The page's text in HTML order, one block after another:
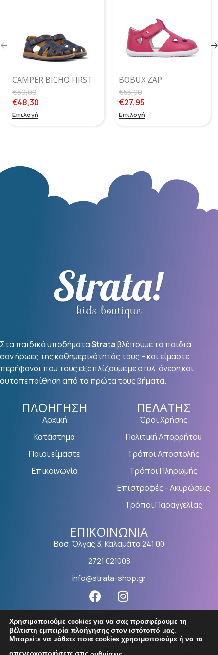
CAMPER BICHO FIRST
WALKERS –
ΠΑΠΟΥΤΣΟΠΈΔΙΛΑ
ΜΠΛΕ 2
€69,00
€48,30
Επιλογή
BOBUX ZAP
STRAWBERRY SU
€55,90
€27,95
Επιλογή
Στα παιδικά υποδήματαStrataβλέπουμε τα παιδιά
σαν ήρωες της καθημερινότητάς τους – και είμαστε
περήφανοι που τους εξοπλίζουμε με στυλ, άνεση και
αυτοπεποίθηση από τα πρώτα τους βήματα.
ΠΛΟΉΓΗΣΗ
Αρχική
Κατάστημα
Ποιοι είμαστε
Επικοινωνία
ΠΕΛΆΤΗΣ
Όροι Χρήσης
Πολιτική Απορρήτου
Τρόποι Αποστολής
Τρόποι Πληρωμής
Επιστροφές - Ακυρώσεις
Τρόποι Παραγγελίας
ΕΠΙΚΟΙΝΩΝΊΑ
Βασ. Όλγας 3, Καλαμάτα 241 00
2721 021008
info@strata-shop.gr
Χρησιμοποιούμε cookies για να σας προσφέρουμε τη
βέλτιστη εμπειρία πλοήγησης στον ιστότοπό μας.
Μπορείτε να μάθετε ποια cookies χρησιμοποιούμε ή να τα